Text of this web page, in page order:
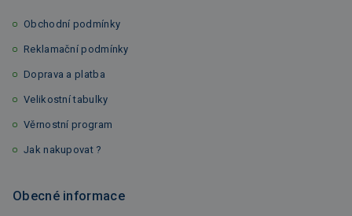
Obchodní podmínky
Reklamační podmínky
Doprava a platba
Velikostní tabulky
Věrnostní program
Jak nakupovat ?
Obecné informace